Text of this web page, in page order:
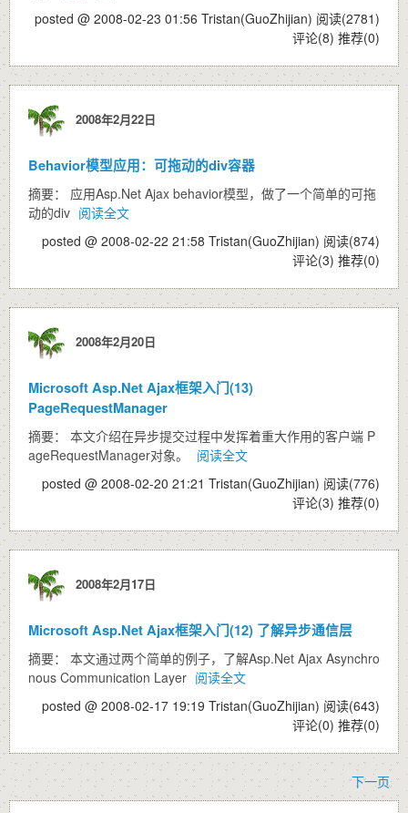
posted @ 2008-02-23 01:56 Tristan(GuoZhijian) 阅读(2781)
评论(8) 推荐(0)
2008年2月22日
Behavior模型应用：可拖动的div容器
摘要： 应用Asp.Net Ajax behavior模型，做了一个简单的可拖
动的div 阅读全文
posted @ 2008-02-22 21:58 Tristan(GuoZhijian) 阅读(874)
评论(3) 推荐(0)
2008年2月20日
Microsoft Asp.Net Ajax框架入门(13)
PageRequestManager
摘要： 本文介绍在异步提交过程中发挥着重大作用的客户端 P
ageRequestManager对象。
阅读全文
posted @ 2008-02-20 21:21 Tristan(GuoZhijian) 阅读(776)
评论(3) 推荐(0)
2008年2月17日
Microsoft Asp.Net Ajax框架入门(12) 了解异步通信层
摘要： 本文通过两个简单的例子，了解Asp.Net Ajax Asynchro
nous Communication Layer 阅读全文
posted @ 2008-02-17 19:19 Tristan(GuoZhijian) 阅读(643)
评论(0) 推荐(0)
下一页